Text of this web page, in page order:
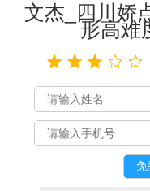
文杰_四川娇
形高难